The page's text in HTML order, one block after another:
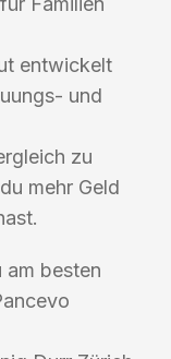
entwickelt
und
zu
mehr Geld
besten